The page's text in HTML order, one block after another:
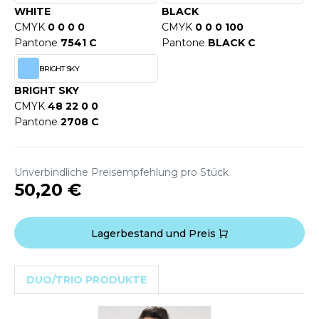
UND JACKEN
COOL
HOODS
T'S
SERIE
WHITE
CMYK 0 0 0 0
Pantone 7541 C
BLACK
CMYK 0 0 0 100
Pantone BLACK C
BRIGHT SKY
BRIGHT SKY
CMYK 48 22 0 0
Pantone 2708 C
Unverbindliche Preisempfehlung pro Stück
50,20 €
Lagerbestand und Preis
DUO/TRIO PRODUKTE